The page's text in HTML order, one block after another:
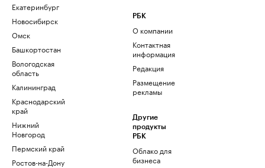
Екатеринбург
Новосибирск
Омск
Башкортостан
Вологодская
область
Калининград
Краснодарский
край
Нижний
Новгород
Пермский край
Ростов-на-Дону
РБК
О компании
Контактная
информация
Редакция
Размещение
рекламы
Другие
продукты
РБК
Облако для
бизнеса